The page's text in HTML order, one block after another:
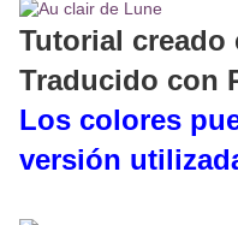
Tutorial creado
Traducido con
Los colores
versión